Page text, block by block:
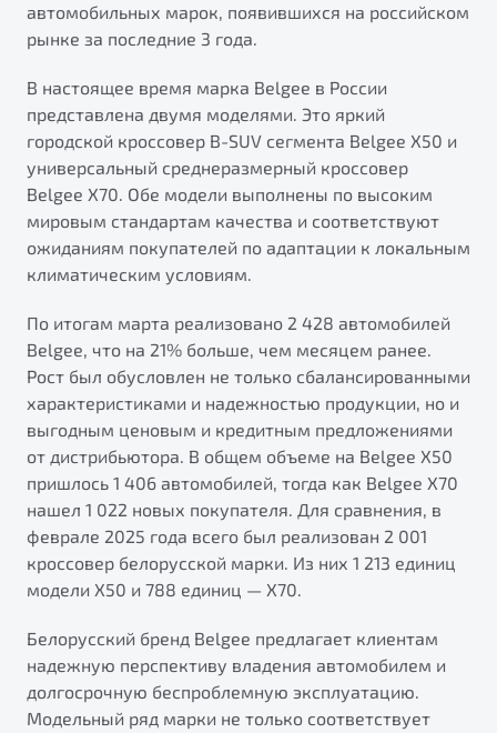
Элегантный и практичный седан
от 1 699 990 ₽*
Обзор В наличии
X70
Универсальный кроссовер
от 2 499 990 ₽*
В наличии
Узнайте о специальных выгодах при покупке
Подробно
Автомобили в наличии
Тест-драйв
Автокредит
Будьте еще более уверены на дорогах с программой
"Помощь на дорогах"
Преимущества программы
Запись на сервис
Калькулятор ТО
Клиентская поддержка
автомобильных марок, появившихся на российском
рынке за последние 3 года.
В настоящее время марка Belgee в России
представлена двумя моделями. Это яркий
городской кроссовер B-SUV сегмента Belgee X50 и
универсальный среднеразмерный кроссовер
Belgee X70. Обе модели выполнены по высоким
мировым стандартам качества и соответствуют
ожиданиям покупателей по адаптации к локальным
климатическим условиям.
По итогам марта реализовано 2 428 автомобилей
Belgee, что на 21% больше, чем месяцем ранее.
Рост был обусловлен не только сбалансированными
характеристиками и надежностью продукции, но и
выгодным ценовым и кредитным предложениями
от дистрибьютора. В общем объеме на Belgee X50
пришлось 1 406 автомобилей, тогда как Belgee X70
нашел 1 022 новых покупателя. Для сравнения, в
феврале 2025 года всего был реализован 2 001
кроссовер белорусской марки. Из них 1 213 единиц
модели X50 и 788 единиц — X70.
Белорусский бренд Belgee предлагает клиентам
надежную перспективу владения автомобилем и
долгосрочную беспроблемную эксплуатацию.
Модельный ряд марки не только соответствует